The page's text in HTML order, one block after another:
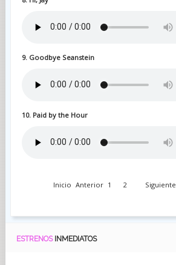
9. Goodbye Seanstein
10. Paid by the Hour
Inicio Anterior 1 2 Siguiente
ESTRENOS INMEDIATOS